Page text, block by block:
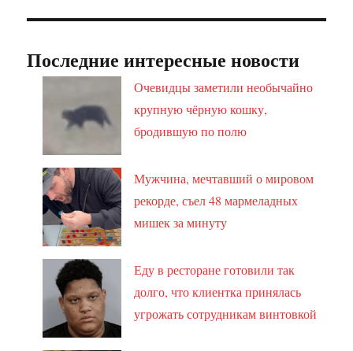
Последние интересные новости
Очевидцы заметили необычайно
крупную чёрную кошку,
бродившую по полю
Мужчина, мечтавший о мировом
рекорде, съел 48 мармеладных
мишек за минуту
Еду в ресторане готовили так
долго, что клиентка принялась
угрожать сотрудникам винтовкой